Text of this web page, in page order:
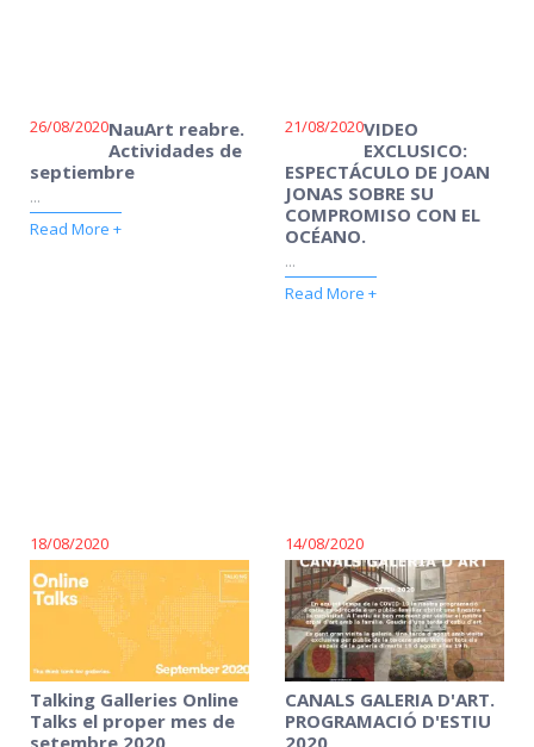
26/08/2020NauArt reabre.
Actividades de
septiembre
...
Read More +
21/08/2020VIDEO
EXCLUSICO:
ESPECTÁCULO DE JOAN
JONAS SOBRE SU
COMPROMISO CON EL
OCÉANO.
...
Read More +
18/08/2020
Talking Galleries Online
Talks el proper mes de
14/08/2020
CANALS GALERIA D'ART.
PROGRAMACIÓ D'ESTIU